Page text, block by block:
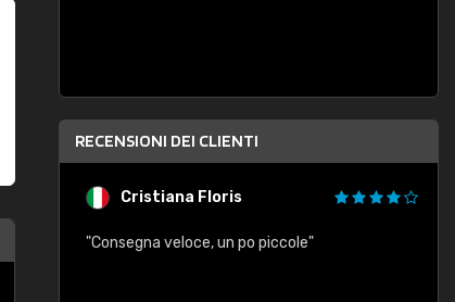
RECENSIONI DEI CLIENTI
Cristiana Floris
"Consegna veloce, un po piccole"